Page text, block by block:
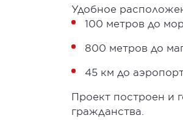
Удобное
100 метров до
800 метров до
45 км до
Проект построен и
гражданства.